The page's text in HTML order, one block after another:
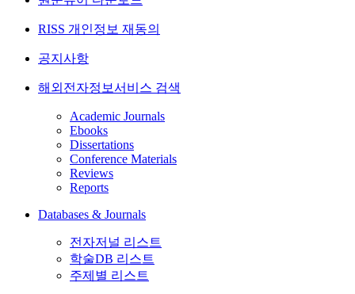
RISS 개인정보 재동의
공지사항
해외전자정보서비스 검색
Academic Journals
Ebooks
Dissertations
Conference Materials
Reviews
Reports
Databases & Journals
전자저널 리스트
학술DB 리스트
주제별 리스트